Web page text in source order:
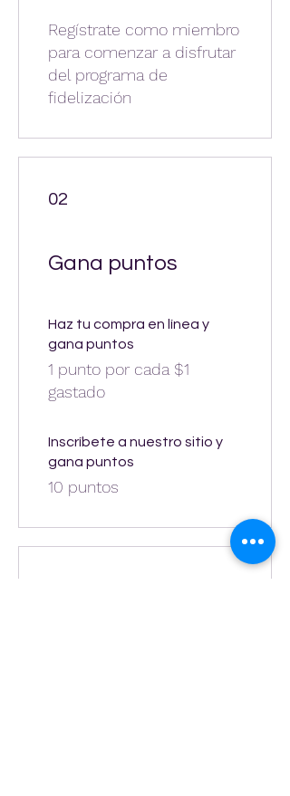
Regístrate como miembro
para comenzar a disfrutar
del programa de
fidelización
02
Gana puntos
Haz tu compra en línea y
gana puntos
1 punto por cada $1
gastado
Inscríbete a nuestro sitio y
gana puntos
10 puntos